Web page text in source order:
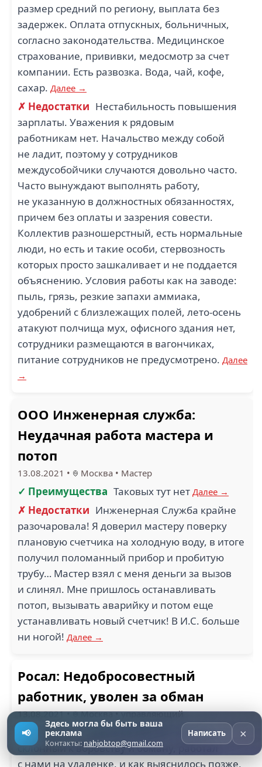
размер средний по региону, выплата без
задержек. Оплата отпускных, больничных,
согласно законодательства. Медицинское
страхование, прививки, медосмотр за счет
компании. Есть развозка. Вода, чай, кофе,
сахар. Далее →
✗ Недостатки Нестабильность повышения
зарплаты. Уважения к рядовым
работникам нет. Начальство между собой
не ладит, поэтому у сотрудников
междусобойчики случаются довольно часто.
Часто вынуждают выполнять работу,
не указанную в должностных обязанностях,
причем без оплаты и зазрения совести.
Коллектив разношерстный, есть нормальные
люди, но есть и такие особи, стервозность
которых просто зашкаливает и не поддается
объяснению. Условия работы как на заводе:
пыль, грязь, резкие запахи аммиака,
удобрений с близлежащих полей, лето-осень
атакуют полчища мух, офисного здания нет,
сотрудники размещаются в вагончиках,
питание сотрудников не предусмотрено. Далее
→
ООО Инженерная служба:
Неудачная работа мастера и
потоп
13.08.2021 • Москва • Мастер
✓ Преимущества Таковых тут нет Далее →
✗ Недостатки Инженерная Служба крайне
разочаровала! Я доверил мастеру поверку
плановую счетчика на холодную воду, в итоге
получил поломанный прибор и пробитую
трубу… Мастер взял с меня деньги за вызов
и слинял. Мне пришлось останавливать
потоп, вызывать аварийку и потом еще
устанавливать новый счетчик! В И.С. больше
ни ногой! Далее →
Росал: Недобросовестный
работник, уволен за обман
13.08.2021• Москва•управляющий
[С.] Карнаш +
человек,
склонный к воровству и обману, работал
с нами на удаленке, и как выяснилось позже,
📢
Здесь могла бы быть ваша
реклама
Контакты: nahjobtop@gmail.com
Написать ×